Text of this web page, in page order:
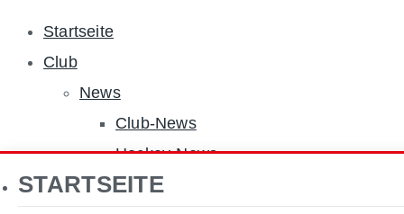
Startseite
Club
News
Club-News
Hockey-News
Tennis-News
STARTSEITE